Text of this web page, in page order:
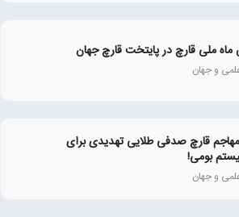
ملی قارچ در پایتخت قارچ جهان
و جهان
قارچ صدفی طلایی تهدیدی برای
بومی!
و جهان